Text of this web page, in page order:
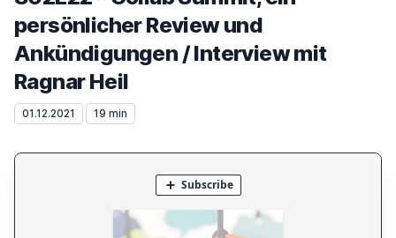
persönlicher Review und
Ankündigungen / Interview mit
Ragnar Heil
01.12.2021 19 min